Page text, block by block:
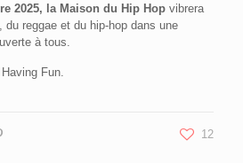
2025, la Maison du Hip Hopvibrera
reggae et du hip-hop dans une
à tous.
Fun.
12